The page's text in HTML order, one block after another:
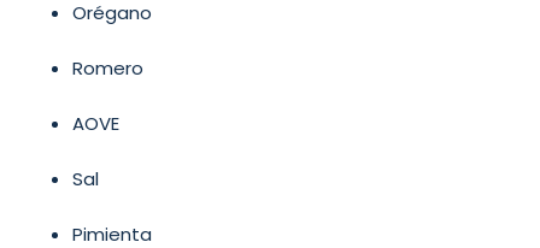
Orégano
Romero
AOVE
Sal
Pimienta